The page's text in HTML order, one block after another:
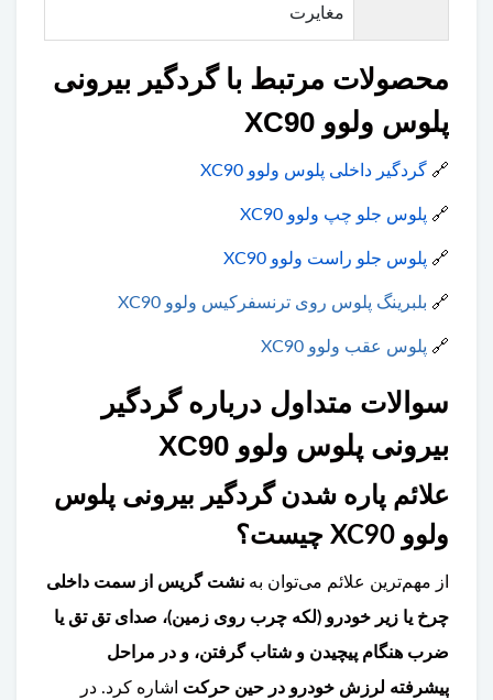
مغایرت
محصولات مرتبط با گردگیر بیرونی
پلوس ولوو XC90
🔗 گردگیر داخلی پلوس ولوو XC90
🔗 پلوس جلو چپ ولوو XC90
🔗 پلوس جلو راست ولوو XC90
🔗 بلبرینگ پلوس روی ترنسفرکیس ولوو XC90
🔗 پلوس عقب ولوو XC90
سوالات متداول درباره گردگیر
بیرونی پلوس ولوو XC90
علائم پاره شدن گردگیر بیرونی پلوس
ولوو XC90 چیست؟
از مهم‌ترین علائم می‌توان به نشت گریس از سمت داخلی
چرخ یا زیر خودرو (لکه چرب روی زمین)، صدای تق تق یا
ضرب هنگام پیچیدن و شتاب گرفتن، و در مراحل
پیشرفته لرزش خودرو در حین حرکت اشاره کرد. در